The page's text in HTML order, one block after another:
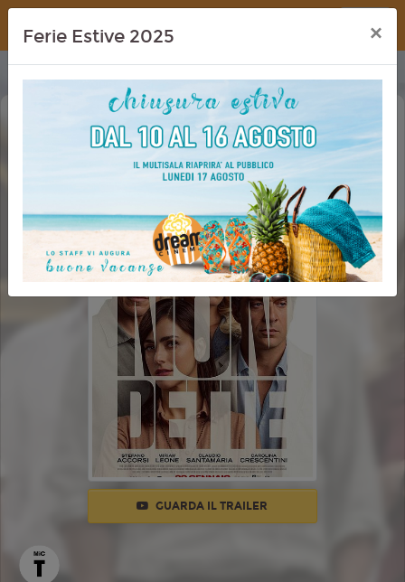
Dream Cinema
LE COSE NON DETTE
GUARDA IL TRAILER
Ferie Estive 2025 ×